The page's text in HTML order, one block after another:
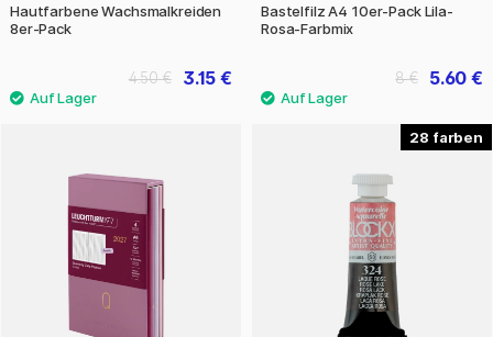
Hautfarbene Wachsmalkreiden
8er-Pack
3.15 €
4.50 €
Bastelfilz A4 10er-Pack Lila-
Rosa-Farbmix
5.60 €
8 €
28